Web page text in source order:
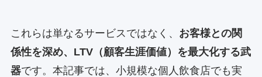
これらは単なるサービスではなく、 お客様との関
係性を深め、LTV（顧客生涯価値）を最大化する武
器です。本記事では、小規模な個人飲食店でも実